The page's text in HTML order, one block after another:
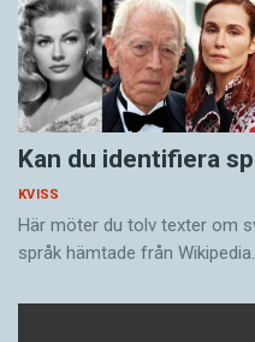
Kan du identifiera
KVISS
Här möter du tolv texter om
språk hämtade från